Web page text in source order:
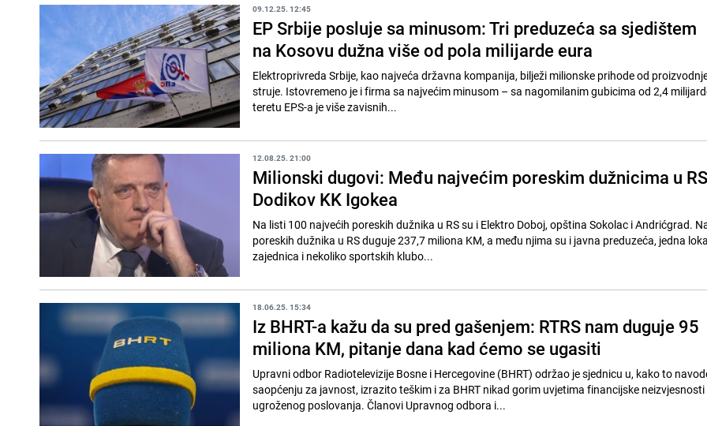
09.12.25. 12:45
EP Srbije posluje sa minusom: Tri preduzeća sa sjedištem
na Kosovu dužna više od pola milijarde eura
Elektroprivreda Srbije, kao najveća državna kompanija, bilježi milionske prihode od
struje. Istovremeno je i firma sa najvećim minusom – sa nagomilanim gubicima od 2,4
teretu EPS-a je više zavisnih...
12.08.25. 21:00
Milionski dugovi: Među najvećim poreskim dužnicima u
Dodikov KK Igokea
Na listi 100 najvećih poreskih dužnika u RS su i Elektro Doboj, opština Sokolac i Andrićgrad.
poreskih dužnika u RS duguje 237,7 miliona KM, a među njima su i javna preduzeća, jedna
zajednica i nekoliko sportskih klubo...
18.06.25. 15:34
Iz BHRT-a kažu da su pred gašenjem: RTRS nam duguje 95
miliona KM, pitanje dana kad ćemo se ugasiti
Upravni odbor Radiotelevizije Bosne i Hercegovine (BHRT) održao je sjednicu u, kako to
saopćenju za javnost, izrazito teškim i za BHRT nikad gorim uvjetima financijske neizvjesnosti
ugroženog poslovanja. Članovi Upravnog odbora i...